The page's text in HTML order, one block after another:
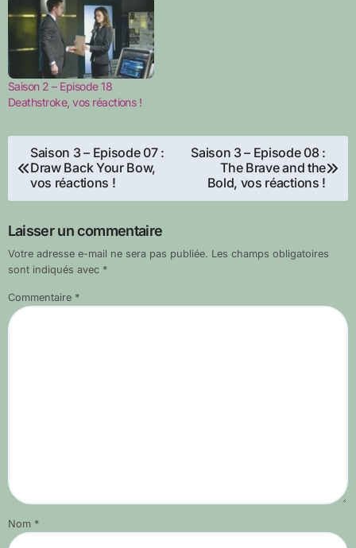
Saison 2 – Episode 18
Deathstroke, vos réactions !
Navigation
de
l’article
Saison 3 – Episode 07 :
Draw Back Your Bow,
vos réactions !
Saison 3 – Episode 08 :
The Brave and the
Bold, vos réactions !
Laisser un commentaire
Votre adresse e-mail ne sera pas publiée. Les champs obligatoires
sont indiqués avec *
Commentaire *
Nom *